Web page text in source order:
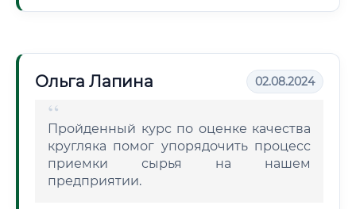
Ольга Лапина 02.08.2024
Пройденный курс по оценке качества
кругляка помог упорядочить процесс
приемки сырья на нашем
предприятии.